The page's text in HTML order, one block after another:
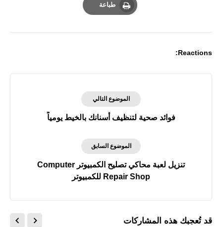
طباعة
Reactions:
الموضوع التالي
فوائد صحية لتنظيف أسنانك بالخيط يومياً
الموضوع السابق
تنزيل لعبة محاكي تصليح الكمبيوتر Computer
Repair Shop للكمبيوتر
قد تُعجبك هذه المشاركات